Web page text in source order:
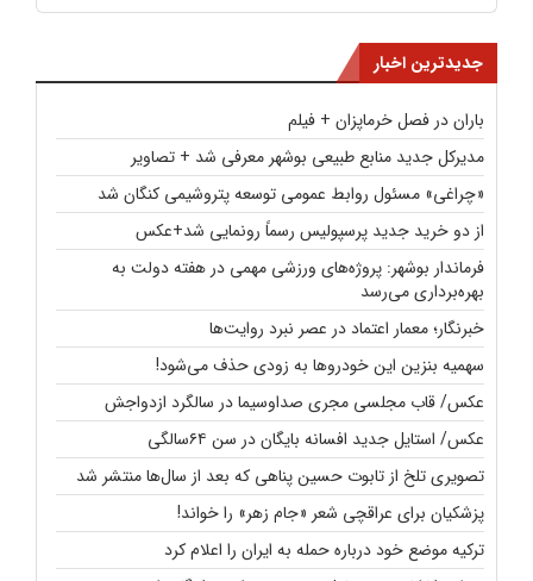
جدیدترین اخبار
باران در فصل خرماپزان + فیلم
مدیرکل جدید منابع طبیعی بوشهر معرفی شد + تصاویر
«چراغی» مسئول روابط عمومی توسعه پتروشیمی کنگان شد
از دو خرید جدید پرسپولیس رسماً رونمایی شد+عکس
فرماندار بوشهر: پروژه‌های ورزشی مهمی در هفته دولت به
بهره‌برداری می‌رسد
خبرنگار؛ معمار اعتماد در عصر نبرد روایت‌ها
سهمیه بنزین این خودروها به زودی حذف می‌شود!
عکس/ قاب مجلسی مجری صداوسیما در سالگرد ازدواجش
عکس/ استایل جدید افسانه بایگان در سن ۶۴سالگی
تصویری تلخ از تابوت حسین پناهی که بعد از سال‌ها منتشر شد
پزشکیان برای عراقچی شعر «جام زهر» را خواند!
ترکیه موضع خود درباره حمله به ایران را اعلام کرد